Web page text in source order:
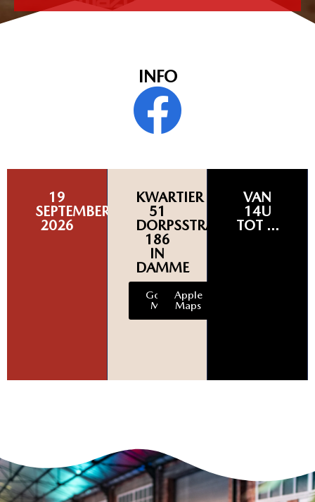
INFO
19
SEPTEMBER
2026
KWARTIER
51
DORPSSTRAAT
186
IN
DAMME
Google
Maps
Apple
Maps
VAN
14U
TOT ...